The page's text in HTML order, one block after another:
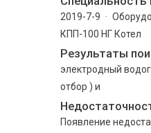
2019-7-9 ·
КПП-100 НГ Котел
Результаты
электродный
отбор ) и
Появление